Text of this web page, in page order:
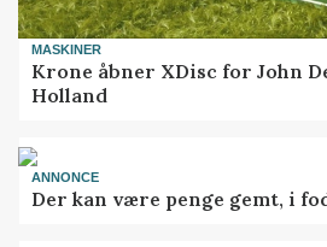
MASKINER
Krone åbner XDisc for John
Holland
ANNONCE
Der kan være penge gemt, i